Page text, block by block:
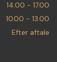
14.00 - 17.00
10.00 - 13.00
Efter aftale